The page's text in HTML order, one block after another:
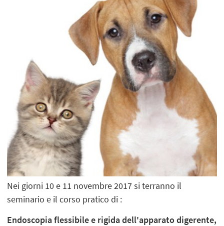
Nei giorni 10 e 11 novembre 2017 si terranno il
seminario e il corso pratico di :
Endoscopia flessibile e rigida dell'apparato digerente,